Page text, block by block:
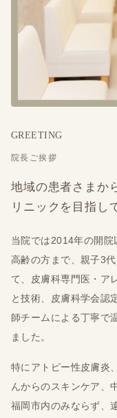
GREETING
院長ご挨拶
地域の患者さまか
リニックを目指し
当院では2014年の開
高齢の方まで、親子3
て、皮膚科専門医・ア
と技術、皮膚科学会認
師チームによる丁寧で
ました。
特にアトピー性皮膚炎
んからのスキンケア、
福岡市内のみならず、